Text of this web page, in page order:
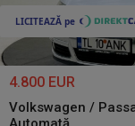
4.800 EUR
Volkswagen /